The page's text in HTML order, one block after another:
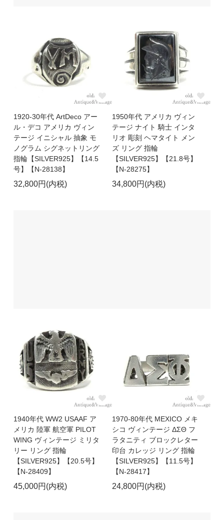
1920-30年代 ArtDeco アー
ル・デコ アメリカ ヴィン
テージ イニシャル 抽象 モ
ノグラム シグネットリング
指輪【SILVER925】【14.5
号】【N-28138】
32,800円(内税)
1950年代 アメリカ ヴィン
テージ ナイト 騎士 インタ
リオ 彫刻 ヘマタイト メン
ズ リング 指輪
【SILVER925】【21.8号】
【N-28275】
34,800円(内税)
1940年代 WW2 USAAF ア
メリカ 陸軍 航空軍 PILOT
WING ヴィンテージ ミリタ
リー リング 指輪
【SILVER925】【20.5号】
【N-28409】
45,000円(内税)
1970-80年代 MEXICO メキ
シコ ヴィンテージ ΔΣΘ フ
ラタニティ ブロックレター
印台 カレッジ リング 指輪
【SILVER925】【11.5号】
【N-28417】
24,800円(内税)